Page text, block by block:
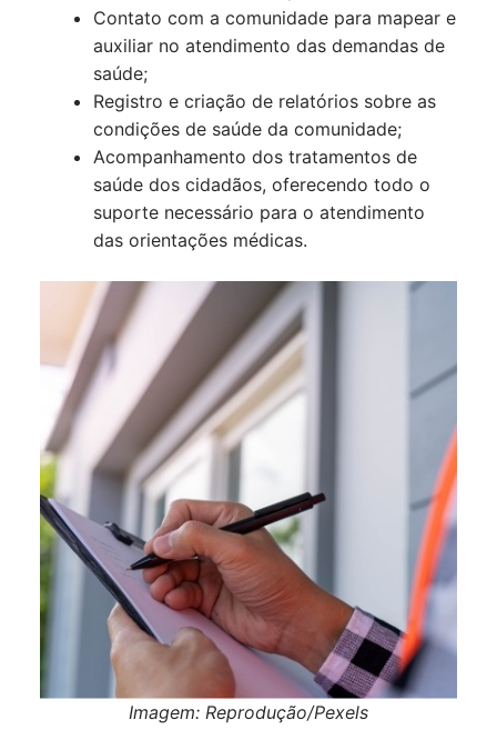
Contato com a comunidade para mapear e
auxiliar no atendimento das demandas de
saúde;
Registro e criação de relatórios sobre as
condições de saúde da comunidade;
Acompanhamento dos tratamentos de
saúde dos cidadãos, oferecendo todo o
suporte necessário para o atendimento
das orientações médicas.
Imagem: Reprodução/Pexels